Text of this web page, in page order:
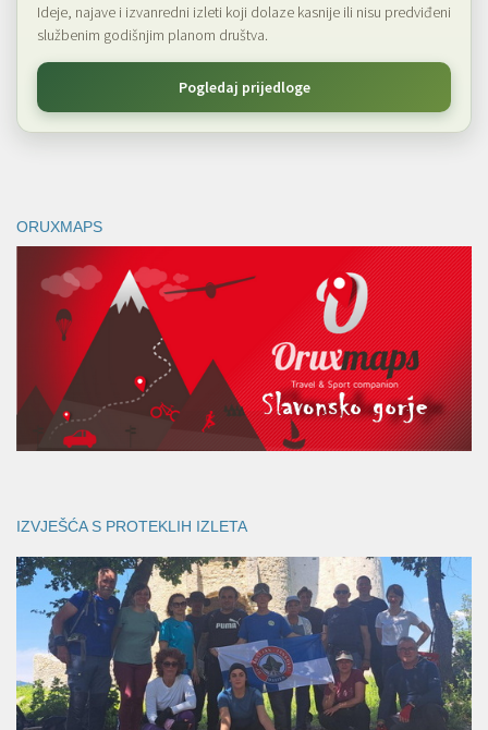
Ideje, najave i izvanredni izleti koji dolaze kasnije ili nisu predviđeni
službenim godišnjim planom društva.
Pogledaj prijedloge
ORUXMAPS
IZVJEŠĆA S PROTEKLIH IZLETA